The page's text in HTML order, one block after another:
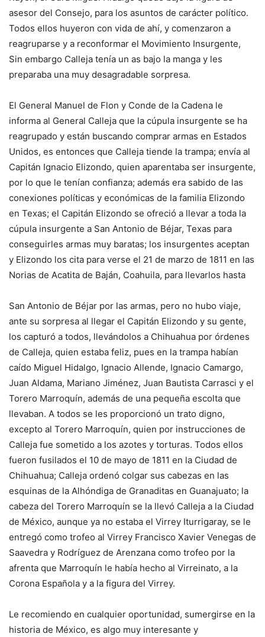
asesor del Consejo, para los asuntos de carácter político.
Todos ellos huyeron con vida de ahí, y comenzaron a
reagruparse y a reconformar el Movimiento Insurgente,
Sin embargo Calleja tenía un as bajo la manga y les
preparaba una muy desagradable sorpresa.
El General Manuel de Flon y Conde de la Cadena le
informa al General Calleja que la cúpula insurgente se ha
reagrupado y están buscando comprar armas en Estados
Unidos, es entonces que Calleja tiende la trampa; envía al
Capitán Ignacio Elizondo, quien aparentaba ser insurgente,
por lo que le tenían confianza; además era sabido de las
conexiones políticas y económicas de la familia Elizondo
en Texas; el Capitán Elizondo se ofreció a llevar a toda la
cúpula insurgente a San Antonio de Béjar, Texas para
conseguirles armas muy baratas; los insurgentes aceptan
y Elizondo los cita para verse el 21 de marzo de 1811 en las
Norias de Acatita de Baján, Coahuila, para llevarlos hasta
San Antonio de Béjar por las armas, pero no hubo viaje,
ante su sorpresa al llegar el Capitán Elizondo y su gente,
los capturó a todos, llevándolos a Chihuahua por órdenes
de Calleja, quien estaba feliz, pues en la trampa habían
caído Miguel Hidalgo, Ignacio Allende, Ignacio Camargo,
Juan Aldama, Mariano Jiménez, Juan Bautista Carrasci y el
Torero Marroquín, además de una pequeña escolta que
llevaban. A todos se les proporcionó un trato digno,
excepto al Torero Marroquín, quien por instrucciones de
Calleja fue sometido a los azotes y torturas. Todos ellos
fueron fusilados el 10 de mayo de 1811 en la Ciudad de
Chihuahua; Calleja ordenó colgar sus cabezas en las
esquinas de la Alhóndiga de Granaditas en Guanajuato; la
cabeza del Torero Marroquín se la llevó Calleja a la Ciudad
de México, aunque ya no estaba el Virrey Iturrigaray, se le
entregó como trofeo al Virrey Francisco Xavier Venegas de
Saavedra y Rodríguez de Arenzana como trofeo por la
afrenta que Marroquín le había hecho al Virreinato, a la
Corona Española y a la figura del Virrey.
Le recomiendo en cualquier oportunidad, sumergirse en la
historia de México, es algo muy interesante y